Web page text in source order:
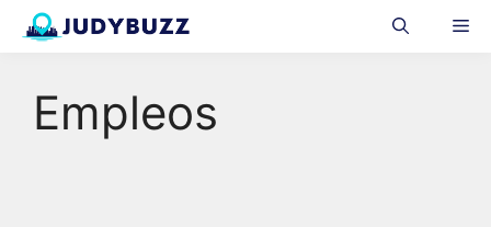
Skip
Empleos